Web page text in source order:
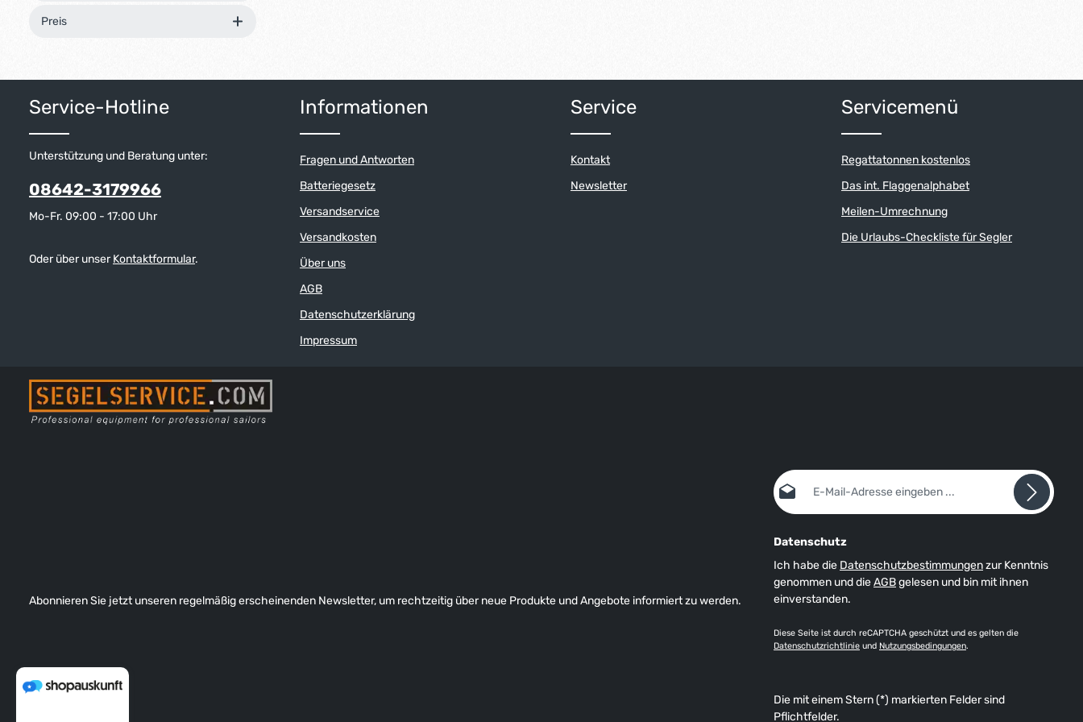
Preis
Service-Hotline
Unterstützung und Beratung unter:
08642-3179966
Mo-Fr. 09:00 - 17:00 Uhr
Oder über unserKontaktformular.
Informationen
Fragen und Antworten
Batteriegesetz
Versandservice
Versandkosten
Über uns
AGB
Datenschutzerklärung
Impressum
Service
Kontakt
Newsletter
Servicemenü
Regattatonnen kostenlos
Das int. Flaggenalphabet
Meilen-Umrechnung
Die Urlaubs-Checkliste für Segler
Abonnieren Sie jetzt unseren regelmäßig erscheinenden Newsletter, um rechtzeitig über neue Produkte und Angebote informiert zu werden.
E-Mail-Adresse*
Datenschutz
Ich habe die Datenschutzbestimmungenzur Kenntnis
genommen und dieAGBgelesen und bin mit ihnen
einverstanden.
Diese Seite ist durch reCAPTCHA geschützt und es gelten die
Datenschutzrichtlinie und Nutzungsbedingungen.
Die mit einem Stern (*) markierten Felder sind
Pflichtfelder.